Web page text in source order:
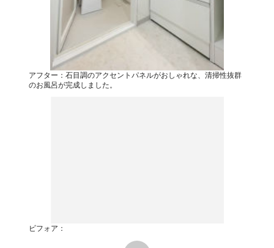
アフター：石目調のアクセントパネルがおしゃれな、清掃性抜群
のお風呂が完成しました。
ビフォア：